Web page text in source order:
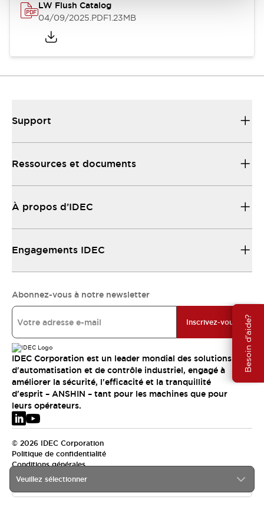
Besoin d'aide?
LW Flush Catalog
04/09/2025.PDF1.23MB
Veuillez sélectionner
Support
Ressources et documents
À propos d’IDEC
Engagements IDEC
Abonnez-vous à notre newsletter
Inscrivez-vous
IDEC Corporation est un leader mondial des solutions
d'automatisation et de contrôle industriel, engagé à
améliorer la sécurité, l'efficacité et la tranquillité
d'esprit – ANSHIN – tant pour les machines que pour
leurs opérateurs.
© 2026 IDEC Corporation
Politique de confidentialité
Conditions générales
EMEA